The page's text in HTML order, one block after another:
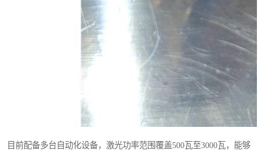
目前配备多台自动化设备，激光功率范围覆盖500瓦至3000瓦，能够